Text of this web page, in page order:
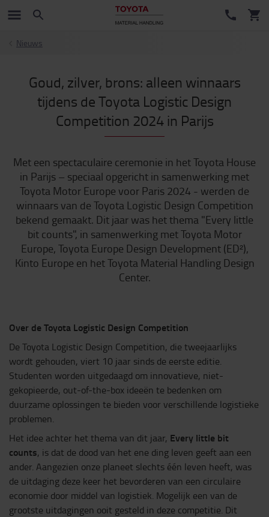
Nieuws
Goud, zilver, brons: alleen winnaars
tijdens de Toyota Logistic Design
Competition 2024 in Parijs
Met een spectaculaire ceremonie in het Toyota House
in Parijs – speciaal opgericht in samenwerking met
Toyota Motor Europe voor Paris 2024 - werden de
winnaars van de Toyota Logistic Design Competition
bekend gemaakt. Dit jaar was het thema "Every little
bit counts", in samenwerking met Toyota Motor
Europe, Toyota Europe Design Development (ED²),
Kinto Europe en het Toyota Material Handling Design
Center.
Over de Toyota Logistic Design Competition
De Toyota Logistic Design Competition, die tweejaarlijks
wordt gehouden, viert 10 jaar sinds de eerste editie.
Studenten worden uitgedaagd om innovatieve, niet-
gekopieerde, out-of-the-box ideeën te bedenken om
duurzame oplossingen te bieden voor verschillende logistieke
problemen.
Het idee achter het thema van dit jaar, Every little bit
counts, is dat de dood van het ene ding leven geeft aan een
ander. Aangezien onze planeet slechts één leven heeft, was
de uitdaging deze keer het bevorderen van een circulaire
economie door middel van logistiek. Mogelijk een van de
grootste uitdagingen ooit gesteld in deze competitie. Dit